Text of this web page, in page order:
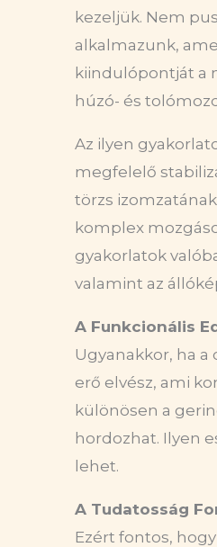
kezeljük. Nem
alkalmazunk,
kiindulópontját a
húzó- és
Az ilyen
megfelelő
törzs
komplex
gyakorlatok
valamint az
A Funkcionális
Ugyanakkor, ha a
erő elvész, ami
különösen a
hordozhat. Ilyen
lehet.
A Tudatosság
Ezért fontos,